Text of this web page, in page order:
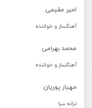
امیر مقیمی
آهنگساز و خواننده
محمد بهرامی
آهنگساز و خواننده
مهیار پوریان
ترانه سرا